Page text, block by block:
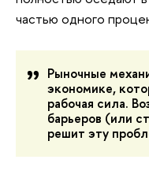
частью одного
Рыночные
экономике,
рабочая сила.
барьеров (или
решит эту